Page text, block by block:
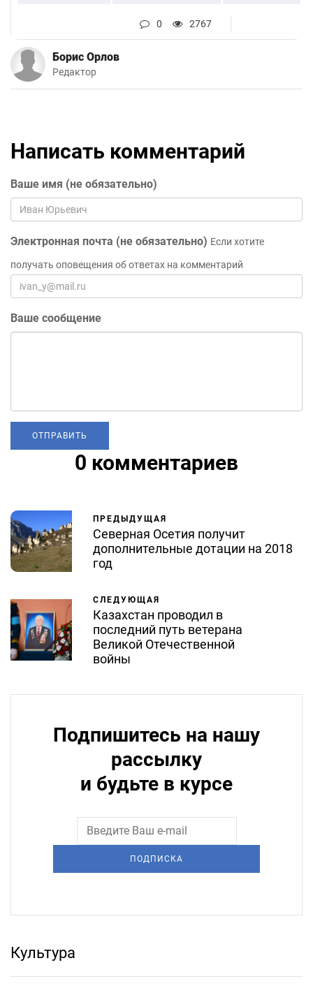
0 2767
Борис Орлов
Редактор
Написать комментарий
Ваше имя (не обязательно)
Электронная почта (не обязательно) Если хотите
получать оповещения об ответах на комментарий
Ваше сообщение
0 комментариев
ПРЕДЫДУЩАЯ
Северная Осетия получит
дополнительные дотации на 2018
год
СЛЕДУЮЩАЯ
Казахстан проводил в
последний путь ветерана
Великой Отечественной
войны
Подпишитесь на нашу
рассылку
и будьте в курсе
ПОДПИСКА
Культура